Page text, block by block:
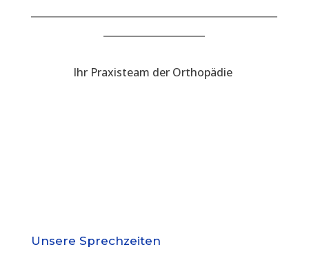
Ihr Praxisteam der Orthopädie
Unsere Sprechzeiten